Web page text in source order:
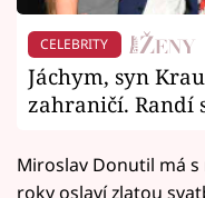
CELEBRITY
Jáchym, syn
zahraničí. Randí
Miroslav Donutil má s
roky oslaví zlatou